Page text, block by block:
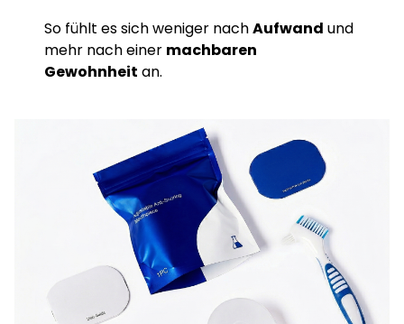
So fühlt es sich weniger nachAufwand und
mehr nach einer machbaren
Gewohnheit an.